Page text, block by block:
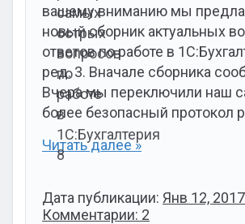
вашему вниманию мы
новый сборник актуальных
ответов по работе в
ред. 3. Вначале сборника
Вчера мы переключили наш
более безопасный протокол
Читать далее »
Дата публикации: Янв 12, 2017
Комментарии: 2